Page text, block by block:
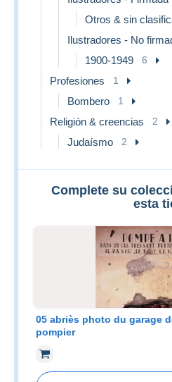
Otros & sin
Ilustradores - No
1900-1949 6
Profesiones 1
Bombero 1
Religión & creencias 2
Judaísmo 2
Complete su
esta
05 abriès photo du garage
pompier